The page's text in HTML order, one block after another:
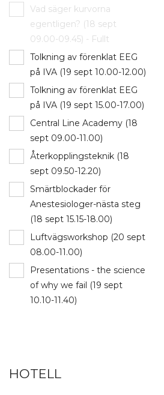
Vad säger kurvorna
egentligen? (18 sept
09.00-09.45) - Fullt
Tolkning av förenklat EEG
på IVA (19 sept 10.00-12.00)
Tolkning av förenklat EEG
på IVA (19 sept 15.00-17.00)
Central Line Academy (18
sept 09.00-11.00)
Återkopplingsteknik (18
sept 09.50-12.20)
Smärtblockader för
Anestesiologer-nästa steg
(18 sept 15.15-18.00)
Luftvägsworkshop (20 sept
08.00-11.00)
Presentations - the science
of why we fail (19 sept
10.10-11.40)
HOTELL